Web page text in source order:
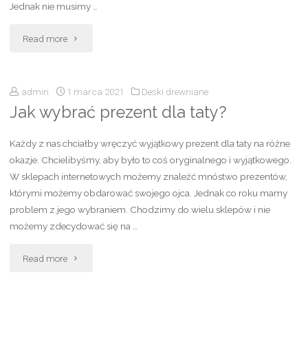
Jednak nie musimy …
Read more
admin 1 marca 2021 Deski drewniane
Jak wybrać prezent dla taty?
Każdy z nas chciałby wręczyć wyjątkowy prezent dla taty na różne
okazje. Chcielibyśmy, aby było to coś oryginalnego i wyjątkowego.
W sklepach internetowych możemy znaleźć mnóstwo prezentów,
którymi możemy obdarować swojego ojca. Jednak co roku mamy
problem z jego wybraniem. Chodzimy do wielu sklepów i nie
możemy zdecydować się na …
Read more